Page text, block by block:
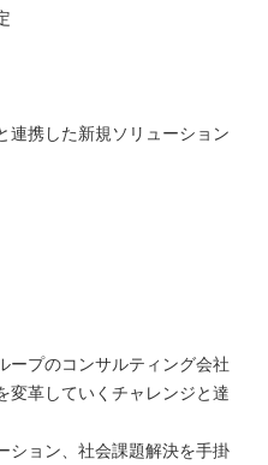
連携した新規ソリューション
ープのコンサルティング会社
変革していくチャレンジと達
ション、社会課題解決を手掛